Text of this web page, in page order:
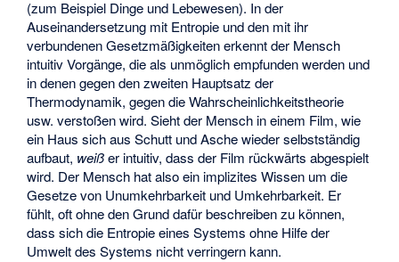
(zum Beispiel Dinge und Lebewesen). In der
Auseinandersetzung mit Entropie und den mit ihr
verbundenen Gesetzmäßigkeiten erkennt der Mensch
intuitiv Vorgänge, die als unmöglich empfunden werden und
in denen gegen den zweiten Hauptsatz der
Thermodynamik, gegen die Wahrscheinlichkeitstheorie
usw. verstoßen wird. Sieht der Mensch in einem Film, wie
ein Haus sich aus Schutt und Asche wieder selbstständig
aufbaut, weißer intuitiv, dass der Film rückwärts abgespielt
wird. Der Mensch hat also ein implizites Wissen um die
Gesetze von Unumkehrbarkeit und Umkehrbarkeit. Er
fühlt, oft ohne den Grund dafür beschreiben zu können,
dass sich die Entropie eines Systems ohne Hilfe der
Umwelt des Systems nicht verringern kann.